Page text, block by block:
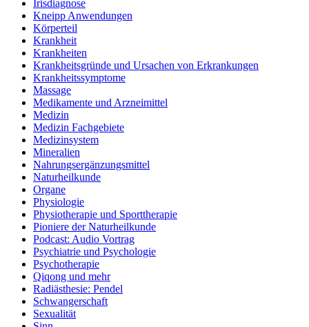
Irisdiagnose
Kneipp Anwendungen
Körperteil
Krankheit
Krankheiten
Krankheitsgründe und Ursachen von Erkrankungen
Krankheitssymptome
Massage
Medikamente und Arzneimittel
Medizin
Medizin Fachgebiete
Medizinsystem
Mineralien
Nahrungsergänzungsmittel
Naturheilkunde
Organe
Physiologie
Physiotherapie und Sporttherapie
Pioniere der Naturheilkunde
Podcast: Audio Vortrag
Psychiatrie und Psychologie
Psychotherapie
Qiqong und mehr
Radiästhesie: Pendel
Schwangerschaft
Sexualität